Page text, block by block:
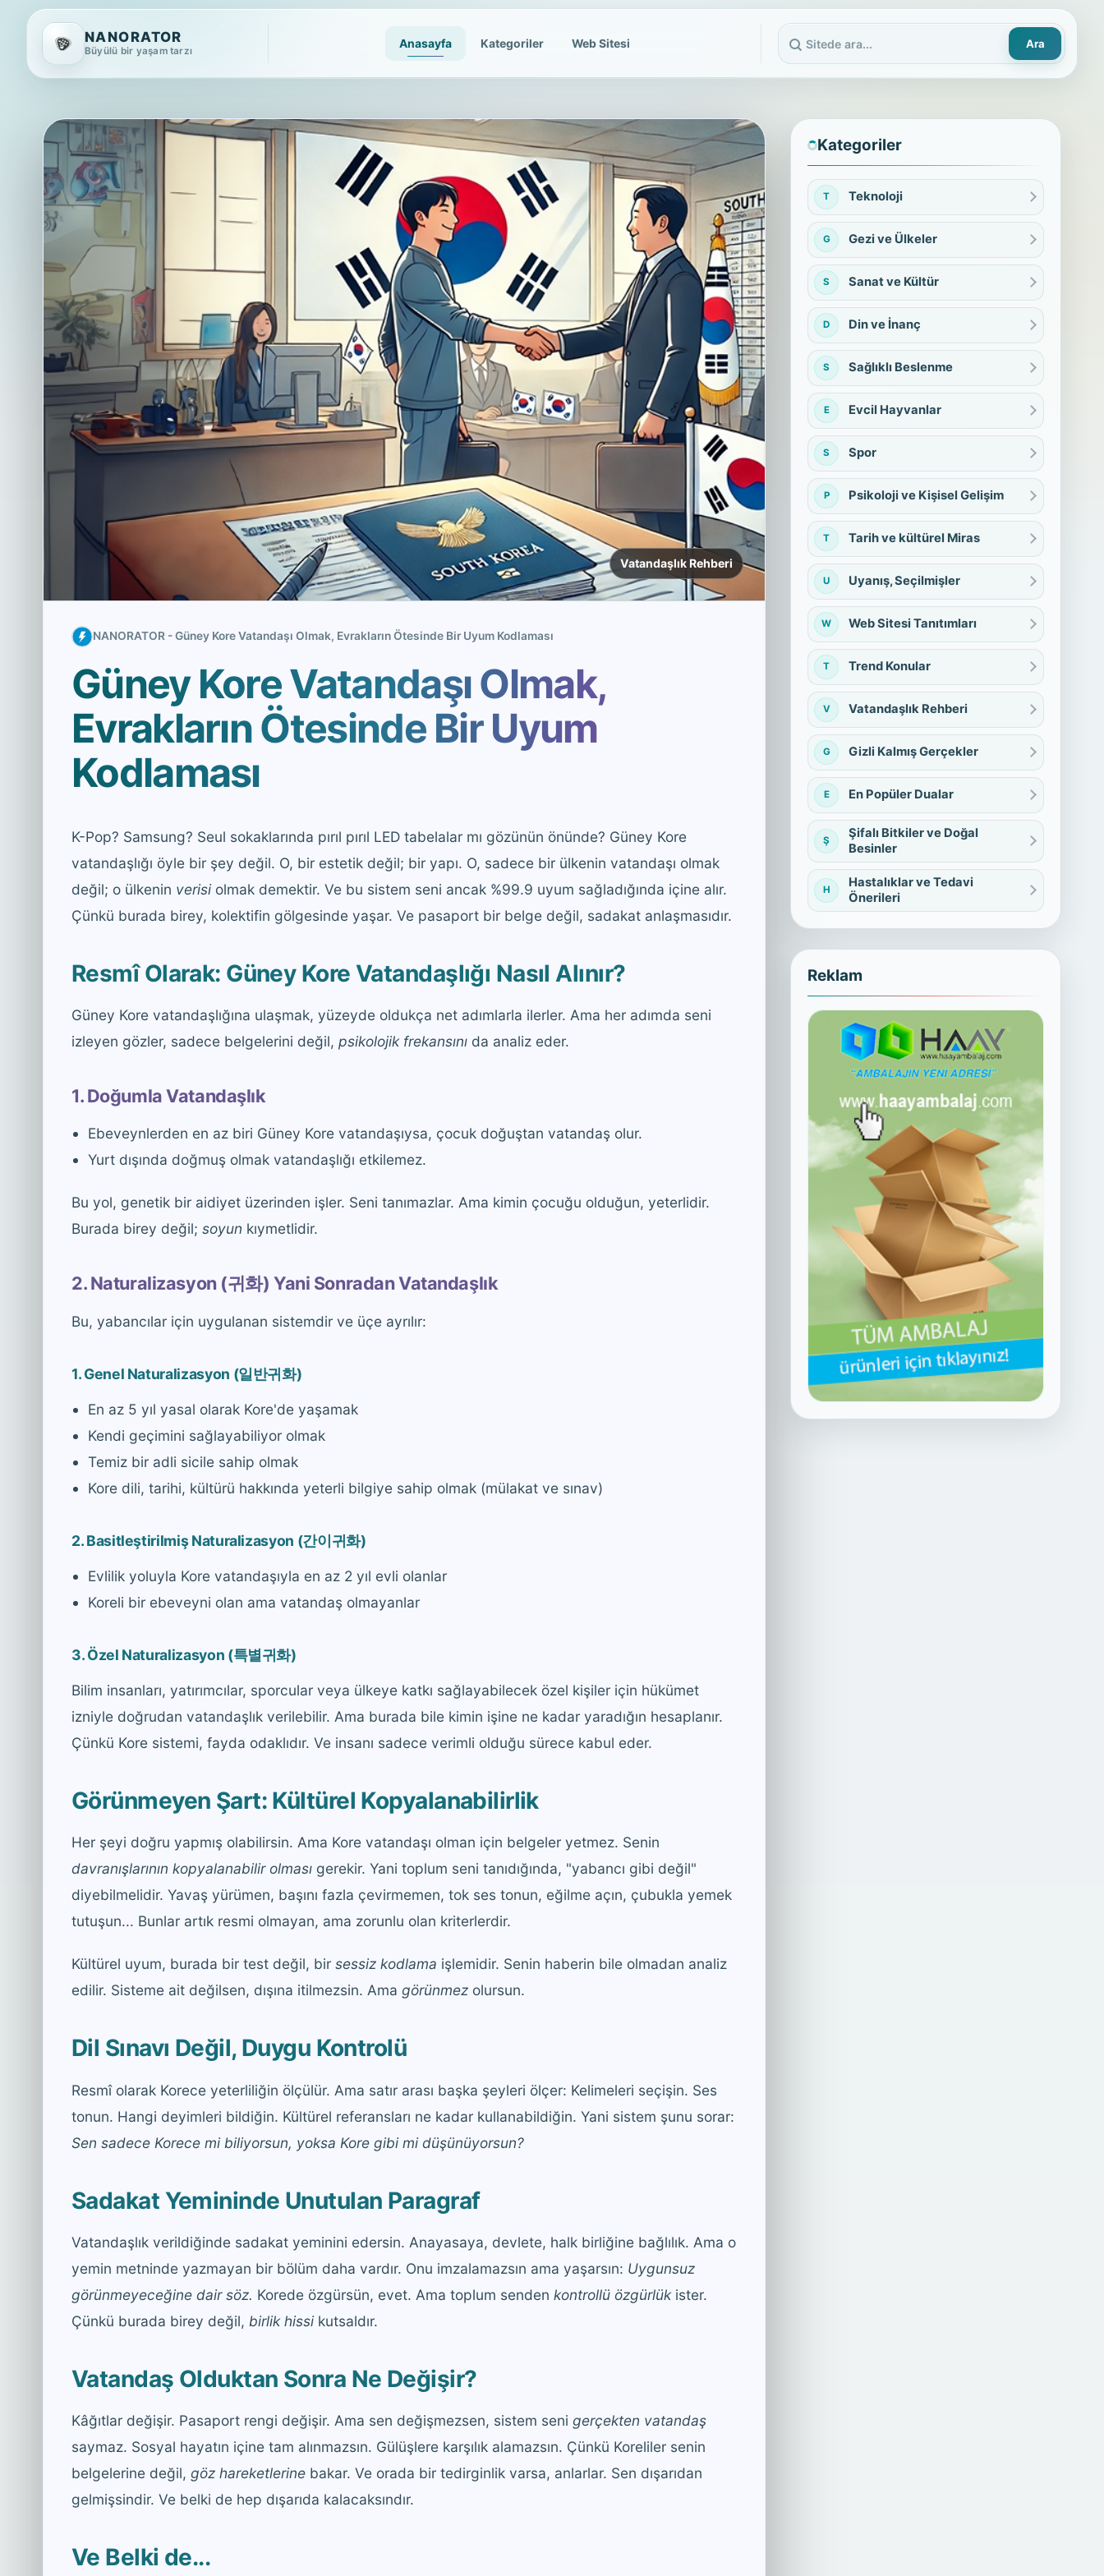
NANORATOR
Büyülü bir yaşam tarzı
Anasayfa Kategoriler Web Sitesi
Sitede ara
Ara
Vatandaşlık Rehberi
NANORATOR - Güney Kore Vatandaşı Olmak, Evrakların Ötesinde Bir Uyum Kodlaması
Güney Kore Vatandaşı Olmak,
Evrakların Ötesinde Bir Uyum
Kodlaması
K-Pop? Samsung? Seul sokaklarında pırıl pırıl LED tabelalar mı gözünün önünde? Güney Kore
vatandaşlığı öyle bir şey değil. O, bir estetik değil; bir yapı. O, sadece bir ülkenin vatandaşı olmak
değil; o ülkenin verisi olmak demektir. Ve bu sistem seni ancak %99.9 uyum sağladığında içine alır.
Çünkü burada birey, kolektifin gölgesinde yaşar. Ve pasaport bir belge değil, sadakat anlaşmasıdır.
Resmî Olarak: Güney Kore Vatandaşlığı Nasıl Alınır?
Güney Kore vatandaşlığına ulaşmak, yüzeyde oldukça net adımlarla ilerler. Ama her adımda seni
izleyen gözler, sadece belgelerini değil, psikolojik frekansını da analiz eder.
1. Doğumla Vatandaşlık
Ebeveynlerden en az biri Güney Kore vatandaşıysa, çocuk doğuştan vatandaş olur.
Yurt dışında doğmuş olmak vatandaşlığı etkilemez.
Bu yol, genetik bir aidiyet üzerinden işler. Seni tanımazlar. Ama kimin çocuğu olduğun, yeterlidir.
Burada birey değil; soyun kıymetlidir.
2. Naturalizasyon (귀화) Yani Sonradan Vatandaşlık
Bu, yabancılar için uygulanan sistemdir ve üçe ayrılır:
1. Genel Naturalizasyon (일반귀화)
En az 5 yıl yasal olarak Kore'de yaşamak
Kendi geçimini sağlayabiliyor olmak
Temiz bir adli sicile sahip olmak
Kore dili, tarihi, kültürü hakkında yeterli bilgiye sahip olmak (mülakat ve sınav)
2. Basitleştirilmiş Naturalizasyon (간이귀화)
Evlilik yoluyla Kore vatandaşıyla en az 2 yıl evli olanlar
Koreli bir ebeveyni olan ama vatandaş olmayanlar
3. Özel Naturalizasyon (특별귀화)
Bilim insanları, yatırımcılar, sporcular veya ülkeye katkı sağlayabilecek özel kişiler için hükümet
izniyle doğrudan vatandaşlık verilebilir. Ama burada bile kimin işine ne kadar yaradığın hesaplanır.
Çünkü Kore sistemi, fayda odaklıdır. Ve insanı sadece verimli olduğu sürece kabul eder.
Görünmeyen Şart: Kültürel Kopyalanabilirlik
Her şeyi doğru yapmış olabilirsin. Ama Kore vatandaşı olman için belgeler yetmez. Senin
davranışlarının kopyalanabilir olması gerekir. Yani toplum seni tanıdığında, "yabancı gibi değil"
diyebilmelidir. Yavaş yürümen, başını fazla çevirmemen, tok ses tonun, eğilme açın, çubukla yemek
tutuşun... Bunlar artık resmi olmayan, ama zorunlu olan kriterlerdir.
Kültürel uyum, burada bir test değil, bir sessiz kodlama işlemidir. Senin haberin bile olmadan analiz
edilir. Sisteme ait değilsen, dışına itilmezsin. Ama görünmez olursun.
Dil Sınavı Değil, Duygu Kontrolü
Resmî olarak Korece yeterliliğin ölçülür. Ama satır arası başka şeyleri ölçer: Kelimeleri seçişin. Ses
tonun. Hangi deyimleri bildiğin. Kültürel referansları ne kadar kullanabildiğin. Yani sistem şunu sorar:
Sen sadece Korece mi biliyorsun, yoksa Kore gibi mi düşünüyorsun?
Sadakat Yemininde Unutulan Paragraf
Vatandaşlık verildiğinde sadakat yeminini edersin. Anayasaya, devlete, halk birliğine bağlılık. Ama o
yemin metninde yazmayan bir bölüm daha vardır. Onu imzalamazsın ama yaşarsın: Uygunsuz
görünmeyeceğine dair söz. Korede özgürsün, evet. Ama toplum senden kontrollü özgürlükister.
Çünkü burada birey değil, birlik hissi kutsaldır.
Vatandaş Olduktan Sonra Ne Değişir?
Kâğıtlar değişir. Pasaport rengi değişir. Ama sen değişmezsen, sistem seni gerçekten vatandaş
saymaz. Sosyal hayatın içine tam alınmazsın. Gülüşlere karşılık alamazsın. Çünkü Koreliler senin
belgelerine değil, göz hareketlerine bakar. Ve orada bir tedirginlik varsa, anlarlar. Sen dışarıdan
gelmişsindir. Ve belki de hep dışarıda kalacaksındır.
Ve Belki de...
Kategoriler
T Teknoloji
G Gezi ve Ülkeler
S Sanat ve Kültür
D Din ve İnanç
S Sağlıklı Beslenme
E Evcil Hayvanlar
S Spor
P Psikoloji ve Kişisel Gelişim
T Tarih ve kültürel Miras
U Uyanış, Seçilmişler
W Web Sitesi Tanıtımları
T Trend Konular
V Vatandaşlık Rehberi
G Gizli Kalmış Gerçekler
E En Popüler Dualar
Ş
Şifalı Bitkiler ve Doğal
Besinler
H
Hastalıklar ve Tedavi
Önerileri
Reklam